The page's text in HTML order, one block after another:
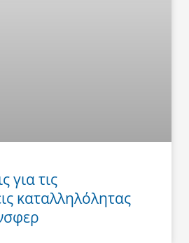
για τις
καταλληλόλητας